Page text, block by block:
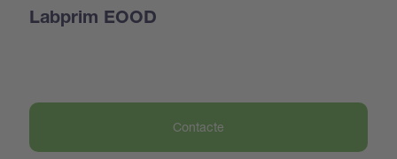
Labprim EOOD
Contacte